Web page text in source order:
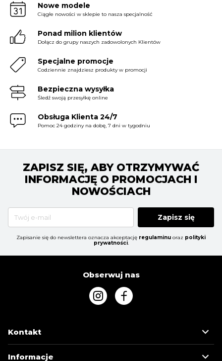
Nowe modele
Ciągłe nowości w sklepie to nasza specjalność
Ponad milion klientów
Dołącz do grupy naszych zadowolonych Klientów
Specjalne promocje
Codziennie znajdziesz produkty w promocji
Bezpieczna wysyłka
Śledź swoją przesyłkę online
Obsługa Klienta 24/7
Pomoc 24 godziny na dobę, 7 dni w tygodniu
ZAPISZ SIĘ, ABY OTRZYMYWAĆ
INFORMACJĘ O PROMOCJACH I
NOWOŚCIACH
Zapisz się
Zapisanie się do newslettera oznacza akceptację regulaminu oraz polityki
prywatności.
Obserwuj nas
Kontakt
Informacje